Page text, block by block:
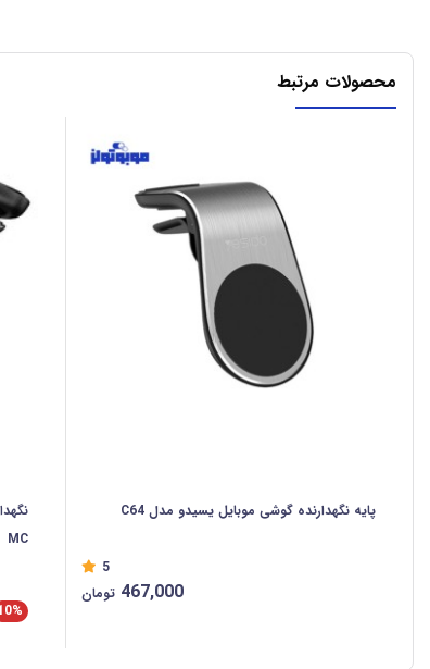
محصولات مرتبط
پایه نگهدارنده گوشی موبایل یسیدو مدل C64
5
467,000 تومان
MC